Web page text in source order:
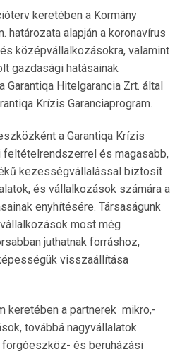
keretében a Kormány
határozata alapján a koronavírus
középvállalkozásokra, valamint
gazdasági hatásainak
Hitelgarancia Zrt. által
Krízis Garanciaprogram.
a Garantiqa Krízis
feltételrendszerrel és magasabb,
kezességvállalással biztosít
és vállalkozások számára a
enyhítésére. Társaságunk
most még
juthatnak forráshoz,
visszaállítása
keretében a partnerek mikro,-
továbbá nagyvállalatok
és beruházási